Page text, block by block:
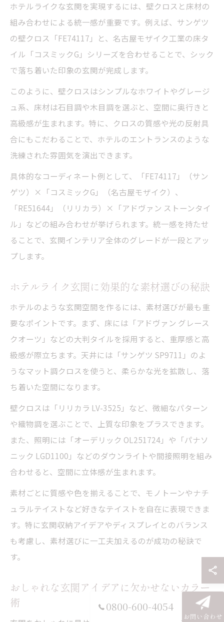
ホテルライクな玄関を実現するには、壁クロスと床材の
組み合わせによる統一感が重要です。例えば、サンゲツ
の壁クロス「FE74117」と、名古屋モザイク工業の床タ
イル「コスミックG」シリーズを合わせることで、シック
で落ち着いた印象の玄関が完成します。
このように、壁クロスはシンプルなホワイトやグレージ
ュ系、床材は石目調や木目調を選ぶと、空間に奥行きと
高級感が生まれます。特に、クロスの質感や光の反射具
合にもこだわることで、ホテルのエントランスのような
洗練された雰囲気を演出できます。
具体的なコーディネート例として、「FE74117」（サン
ゲツ）×「コスミックG」（名古屋モザイク）、
「RE51644」（リリカラ）×「アドヴァン ストーンタイ
ル」などの組み合わせが挙げられます。統一感を持たせ
ることで、玄関インテリア全体のグレードが一段とアッ
プします。
ホテルライク玄関に効果的な素材選びの秘訣
ホテルのような玄関空間を作るには、素材選びが最も重
要なポイントです。まず、床には「アドヴァン グレース
クオーツ」などの大判タイルを採用すると、重厚感と高
級感が際立ちます。天井には「サンゲツ SP9711」のよ
うなマット調クロスを使うと、柔らかな光を拡散し、落
ち着いた空間になります。
壁クロスは「リリカラ LV-3525」など、微細なパターン
や織物調を選ぶことで、上質な印象をプラスできます。
また、照明には「オーデリック OL251724」や「パナソ
ニック LGD1100」などのダウンライトや間接照明を組み
合わせると、空間に立体感が生まれます。
素材ごとに質感や色を揃えることで、モノトーンやナチ
ュラルテイストなど好きなテイストを自在に表現できま
す。特に玄関収納アイデアやディスプレイとのバランス
も考慮し、素材選びに一工夫加えるのが成功の秘訣で
す。
おしゃれな玄関アイデアに欠かせないカラー
術
0800-600-4054
お問い合わせ